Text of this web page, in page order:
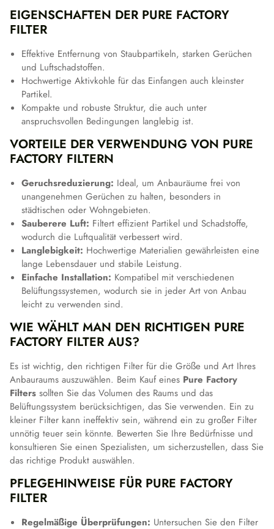
EIGENSCHAFTEN DER PURE FACTORY
FILTER
Effektive Entfernung von Staubpartikeln, starken Gerüchen
und Luftschadstoffen.
Hochwertige Aktivkohle für das Einfangen auch kleinster
Partikel.
Kompakte und robuste Struktur, die auch unter
anspruchsvollen Bedingungen langlebig ist.
VORTEILE DER VERWENDUNG VON PURE
FACTORY FILTERN
Geruchsreduzierung: Ideal, um Anbauräume frei von
unangenehmen Gerüchen zu halten, besonders in
städtischen oder Wohngebieten.
Sauberere Luft: Filtert effizient Partikel und Schadstoffe,
wodurch die Luftqualität verbessert wird.
Langlebigkeit: Hochwertige Materialien gewährleisten eine
lange Lebensdauer und stabile Leistung.
Einfache Installation: Kompatibel mit verschiedenen
Belüftungssystemen, wodurch sie in jeder Art von Anbau
leicht zu verwenden sind.
WIE WÄHLT MAN DEN RICHTIGEN PURE
FACTORY FILTER AUS?
Es ist wichtig, den richtigen Filter für die Größe und Art Ihres
Anbauraums auszuwählen. Beim Kauf eines Pure Factory
Filters sollten Sie das Volumen des Raums und das
Belüftungssystem berücksichtigen, das Sie verwenden. Ein zu
kleiner Filter kann ineffektiv sein, während ein zu großer Filter
unnötig teuer sein könnte. Bewerten Sie Ihre Bedürfnisse und
konsultieren Sie einen Spezialisten, um sicherzustellen, dass Sie
das richtige Produkt auswählen.
PFLEGEHINWEISE FÜR PURE FACTORY
FILTER
Regelmäßige Überprüfungen: Untersuchen Sie den Filter